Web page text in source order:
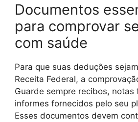
Documentos
para comprovar
com saúde
Para que suas deduções
Receita Federal, a
Guarde sempre recibos, notas
informes fornecidos pelo seu
Esses documentos devem